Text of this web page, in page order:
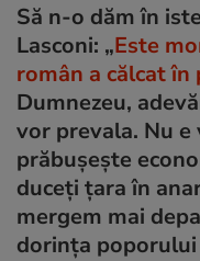
Să n-o dăm în
Lasconi: „Este
român a călcat în
Dumnezeu,
vor prevala. Nu e
prăbușește
duceți țara în
mergem mai
dorința poporului